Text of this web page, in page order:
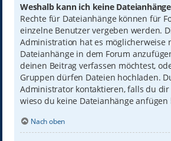
Weshalb kann ich keine
Rechte für Dateianhänge können für
einzelne Benutzer vergeben werden.
Administration hat es möglicherweise
Dateianhänge in dem Forum
deinen Beitrag verfassen möchtest,
Gruppen dürfen Dateien hochladen.
Administrator kontaktieren, falls du
wieso du keine Dateianhänge anfügen
Nach oben